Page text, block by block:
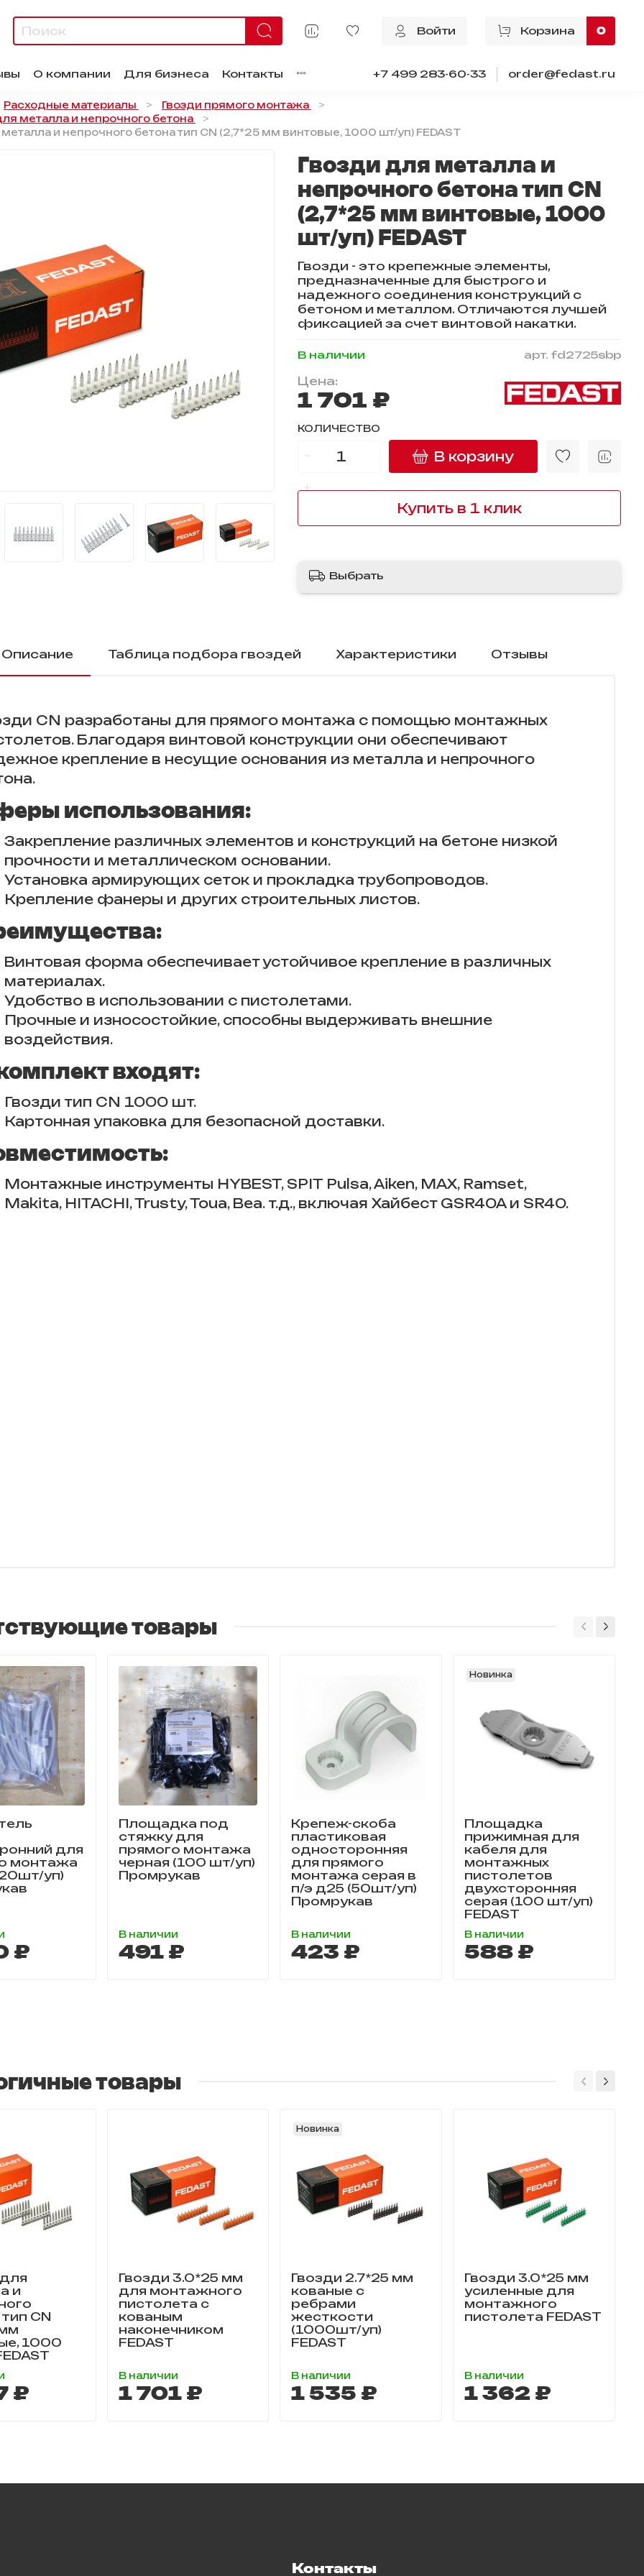
Войти Корзина 0
О компании Для бизнеса Контакты +7 499 283-60-33 order@fedast.ru
Расходные материалы
Гвозди прямого монтажа
металла и непрочного бетона
и непрочного бетона тип CN (2,7*25 мм винтовые, 1000 шт/уп) FEDAST
арт. fd2725sbp
В наличии
Гвозди для металла и
непрочного бетона тип CN
(2,7*25 мм винтовые, 1000
шт/уп) FEDAST
Цена:
1 701 ₽
КОЛИЧЕСТВО
В корзину
Купить в 1 клик
Гвозди - это крепежные элементы,
предназначенные для быстрого и
надежного соединения конструкций с
бетоном и металлом. Отличаются лучшей
фиксацией за счет винтовой накатки.
Выбрать
Описание Таблица подбора гвоздей Характеристики Отзывы
CN разработаны для прямого монтажа с помощью монтажных
Благодаря винтовой конструкции они обеспечивают
крепление в несущие основания из металла и непрочного
использования:
Закрепление различных элементов и конструкций на бетоне низкой
прочности и металлическом основании.
Установка армирующих сеток и прокладка трубопроводов.
Крепление фанеры и других строительных листов.
Винтовая форма обеспечивает устойчивое крепление в различных
материалах.
Удобство в использовании с пистолетами.
Прочные и износостойкие, способны выдерживать внешние
воздействия.
входят:
Гвозди тип CN 1000 шт.
Картонная упаковка для безопасной доставки.
Монтажные инструменты HYBEST, SPIT Pulsa, Aiken, MAX, Ramset,
Makita, HITACHI, Trusty, Toua, Bea. т.д., включая Хайбест GSR40A и SR40.
товары
для
монтажа
уп)
₽
Площадка под
стяжку для
прямого монтажа
черная (100 шт/уп)
Промрукав
В наличии
491 ₽
Крепеж-скоба
пластиковая
односторонняя
для прямого
монтажа серая в
п/э д25 (50шт/уп)
Промрукав
В наличии
423 ₽
Новинка
Площадка
прижимная для
кабеля для
монтажных
пистолетов
двухсторонняя
серая (100 шт/уп)
FEDAST
В наличии
588 ₽
товары
и
CN
1000
₽
Гвозди 3.0*25 мм
для монтажного
пистолета с
кованым
наконечником
FEDAST
В наличии
1 701 ₽
Новинка
Гвозди 2.7*25 мм
кованые с
ребрами
жесткости
(1000шт/уп)
FEDAST
В наличии
1 535 ₽
Гвозди 3.0*25 мм
усиленные для
монтажного
пистолета FEDAST
В наличии
1 362 ₽
Контакты